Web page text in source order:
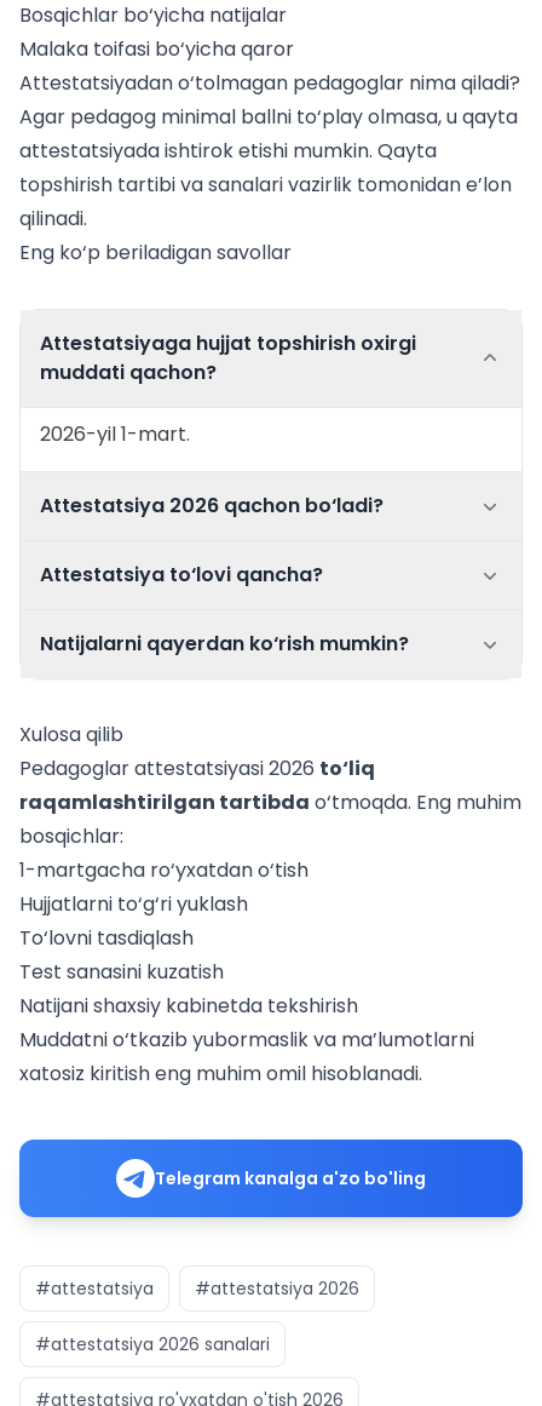
Bosqichlar bo‘yicha natijalar
Malaka toifasi bo‘yicha qaror
Attestatsiyadan o‘tolmagan pedagoglar nima qiladi?
Agar pedagog minimal ballni to‘play olmasa, u qayta
attestatsiyada ishtirok etishi mumkin. Qayta
topshirish tartibi va sanalari vazirlik tomonidan e’lon
qilinadi.
Eng ko‘p beriladigan savollar
Attestatsiyaga hujjat topshirish oxirgi
muddati qachon?
2026-yil 1-mart.
Attestatsiya 2026 qachon bo‘ladi?
Attestatsiya to‘lovi qancha?
Natijalarni qayerdan ko‘rish mumkin?
Xulosa qilib
Pedagoglar attestatsiyasi 2026 to‘liq
raqamlashtirilgan tartibda o‘tmoqda. Eng muhim
bosqichlar:
1-martgacha ro‘yxatdan o‘tish
Hujjatlarni to‘g‘ri yuklash
To‘lovni tasdiqlash
Test sanasini kuzatish
Natijani shaxsiy kabinetda tekshirish
Muddatni o‘tkazib yubormaslik va ma’lumotlarni
xatosiz kiritish eng muhim omil hisoblanadi.
Telegram kanalga a'zo bo'ling
#attestatsiya #attestatsiya 2026
#attestatsiya 2026 sanalari
#attestatsiya ro'yxatdan o'tish 2026